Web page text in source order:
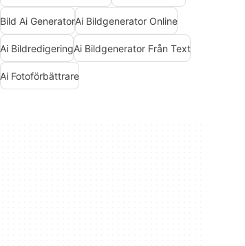
Bild Ai GeneratorAi Bildgenerator Online
Ai BildredigeringAi Bildgenerator Från Text
Ai Fotoförbättrare